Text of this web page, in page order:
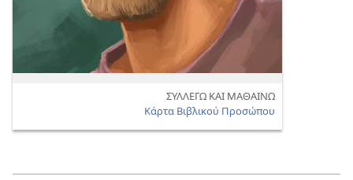
ΣΥΛΛΕΓΩ ΚΑΙ ΜΑΘΑΙΝΩ
Κάρτα Βιβλικού Προσώπου